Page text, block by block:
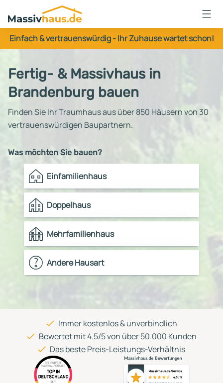
Massivhaus
Logo
Anmelden
Einfach & vertrauenswürdig - Ihr Zuhause wartet schon!
Fertig- & Massivhaus in
Brandenburg bauen
Finden Sie Ihr Traumhaus aus über 850 Häusern von 30
vertrauenswürdigen Baupartnern.
Was möchten Sie bauen?
Einfamilienhaus
Doppelhaus
Mehrfamilienhaus
Andere Hausart
Immer kostenlos & unverbindlich
Bewertet mit 4.5/5 von über 50.000 Kunden
Das beste Preis-Leistungs-Verhältnis